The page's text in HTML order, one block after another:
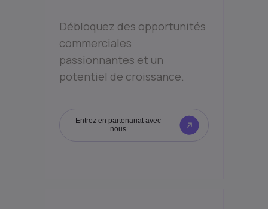
Débloquez des opportunités
commerciales
passionnantes et un
potentiel de croissance.
Entrez en partenariat avec
nous